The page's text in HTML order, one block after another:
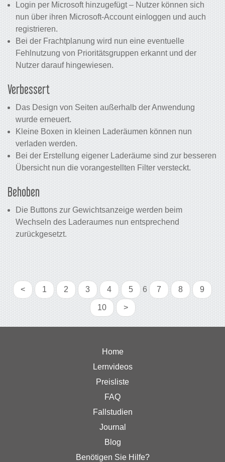
Login per Microsoft hinzugefügt – Nutzer können sich
nun über ihren Microsoft-Account einloggen und auch
registrieren.
Bei der Frachtplanung wird nun eine eventuelle
Fehlnutzung von Prioritätsgruppen erkannt und der
Nutzer darauf hingewiesen.
Verbessert
Das Design von Seiten außerhalb der Anwendung
wurde erneuert.
Kleine Boxen in kleinen Laderäumen können nun
verladen werden.
Bei der Erstellung eigener Laderäume sind zur besseren
Übersicht nun die vorangestellten Filter versteckt.
Behoben
Die Buttons zur Gewichtsanzeige werden beim
Wechseln des Laderaumes nun entsprechend
zurückgesetzt.
< 1 2 3 4 5 6 7 8 9
10 >
Home
Lernvideos
Preisliste
FAQ
Fallstudien
Journal
Blog
Benötigen Sie Hilfe?